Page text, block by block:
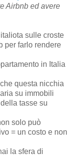
Airbnb ed avere
sulle croste
per farlo rendere
in Italia
questa nicchia
su immobili
tasse su
solo può
= un costo e non
la sfera di